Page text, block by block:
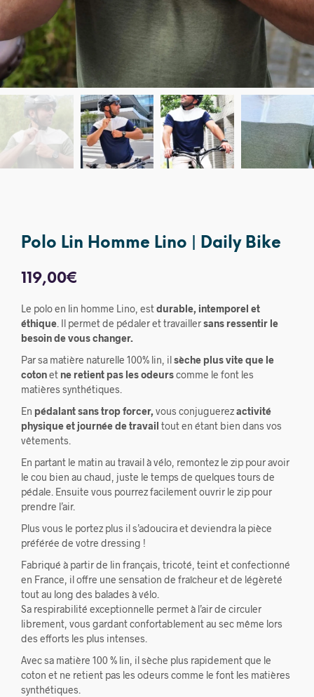
Polo Lin Homme Lino | Daily Bike
119,00€
Le polo en lin homme Lino, estdurable, intemporel et
éthique . Il permet de pédaler et travaillersans ressentir le
besoin de vous changer.
Par sa matière naturelle 100% lin, ilsèche plus vite que le
cotonet ne retient pas les odeurscomme le font les
matières synthétiques.
En pédalant sans trop forcer, vous conjuguerezactivité
physique et journée de travail tout en étant bien dans vos
vêtements.
En partant le matin au travail à vélo, remontez le zip pour avoir
le cou bien au chaud, juste le temps de quelques tours de
pédale. Ensuite vous pourrez facilement ouvrir le zip pour
prendre l’air.
Plus vous le portez plus il s’adoucira et deviendra la pièce
préférée de votre dressing !
Fabriqué à partir de lin français, tricoté, teint et confectionné
en France, il offre une sensation de fraîcheur et de légèreté
tout au long des balades à vélo.
Sa respirabilité exceptionnelle permet à l’air de circuler
librement, vous gardant confortablement au sec même lors
des efforts les plus intenses.
Avec sa matière 100 % lin, il sèche plus rapidement que le
coton et ne retient pas les odeurs comme le font les matières
synthétiques.